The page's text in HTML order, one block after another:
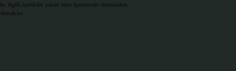
ilgili içerikler yasal süre içerisinde sitemizden